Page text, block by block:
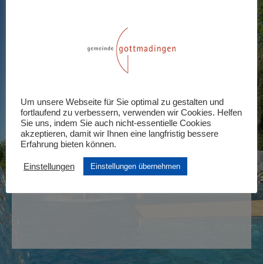
20:00KOSTENLOS – 2,30€
Um unsere Webseite für Sie optimal zu gestalten und
fortlaufend zu verbessern, verwenden wir Cookies. Helfen
Sie uns, indem Sie auch nicht-essentielle Cookies
akzeptieren, damit wir Ihnen eine langfristig bessere
Erfahrung bieten können.
Einstellungen Einstellungen übernehmen